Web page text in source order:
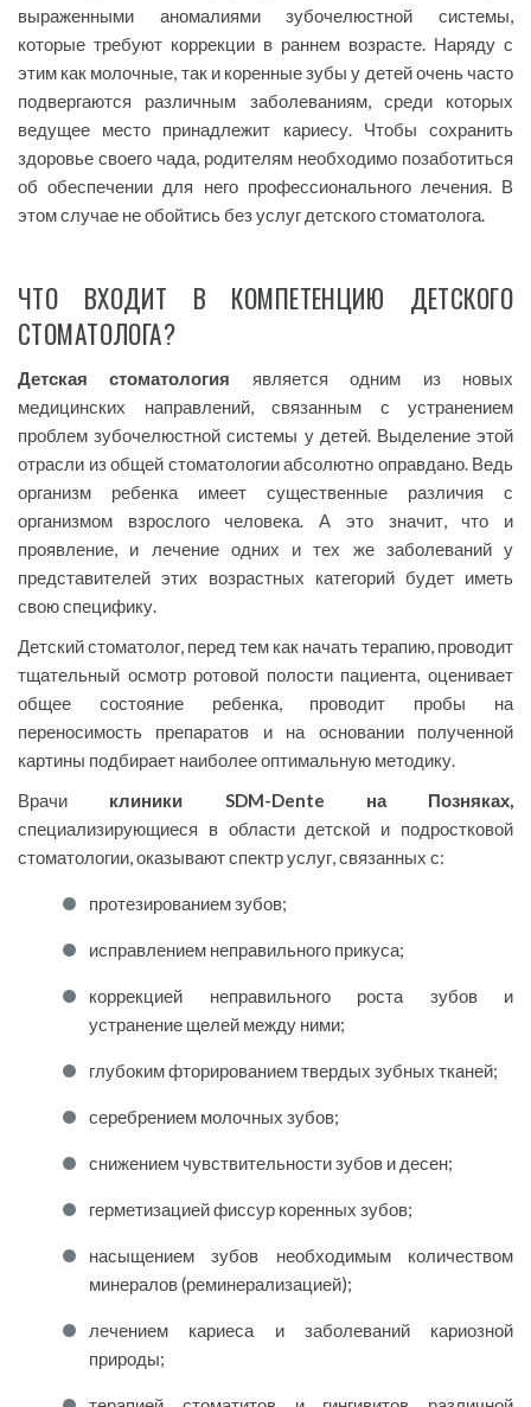
выраженными аномалиями зубочелюстной системы,
которые требуют коррекции в раннем возрасте. Наряду с
этим как молочные, так и коренные зубы у детей очень часто
подвергаются различным заболеваниям, среди которых
ведущее место принадлежит кариесу. Чтобы сохранить
здоровье своего чада, родителям необходимо позаботиться
об обеспечении для него профессионального лечения. В
этом случае не обойтись без услуг детского стоматолога.
ЧТО ВХОДИТ В КОМПЕТЕНЦИЮ ДЕТСКОГО
СТОМАТОЛОГА?
Детская стоматология является одним из новых
медицинских направлений, связанным с устранением
проблем зубочелюстной системы у детей. Выделение этой
отрасли из общей стоматологии абсолютно оправдано. Ведь
организм ребенка имеет существенные различия с
организмом взрослого человека. А это значит, что и
проявление, и лечение одних и тех же заболеваний у
представителей этих возрастных категорий будет иметь
свою специфику.
Детский стоматолог, перед тем как начать терапию, проводит
тщательный осмотр ротовой полости пациента, оценивает
общее состояние ребенка, проводит пробы на
переносимость препаратов и на основании полученной
картины подбирает наиболее оптимальную методику.
Врачи клиники
SDM-Dente на Позняках,
специализирующиеся в области детской и подростковой
стоматологии, оказывают спектр услуг, связанных с:
протезированием зубов;
исправлением неправильного прикуса;
коррекцией неправильного роста зубов и
устранение щелей между ними;
глубоким фторированием твердых зубных тканей;
серебрением молочных зубов;
снижением чувствительности зубов и десен;
герметизацией фиссур коренных зубов;
насыщением зубов необходимым количеством
минералов (реминерализацией);
лечением кариеса и заболеваний кариозной
природы;